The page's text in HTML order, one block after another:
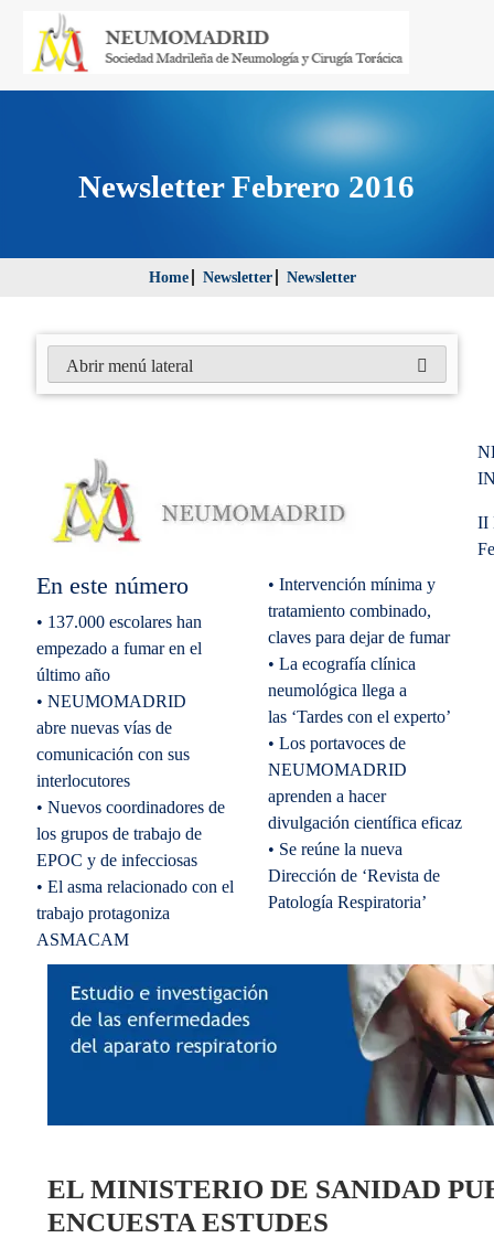
Newsletter Febrero 2016
Home Newsletter Newsletter
II
En este número
• 137.000 escolares han
empezado a fumar en el
último año
• NEUMOMADRID
abre nuevas vías de
comunicación con sus
interlocutores
• Nuevos coordinadores de
los grupos de trabajo de
EPOC y de infecciosas
• El asma relacionado con el
trabajo protagoniza
ASMACAM
• Intervención mínima y
tratamiento combinado,
claves para dejar de fumar
• La ecografía clínica
neumológica llega a
las ‘Tardes con el experto’
• Los portavoces de
NEUMOMADRID
aprenden a hacer
divulgación científica eficaz
• Se reúne la nueva
Dirección de ‘Revista de
Patología Respiratoria’
EL MINISTERIO DE SANIDAD
ENCUESTA ESTUDES
Abrir menú lateral